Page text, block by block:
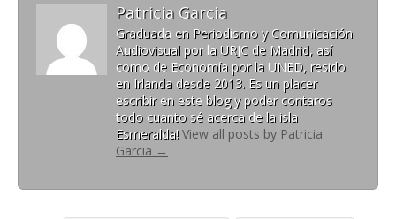
Patricia Garcia
Graduada en Periodismo y Comunicación
Audiovisual por la URJC de Madrid, así
como de Economía por la UNED, resido
en Irlanda desde 2013. Es un placer
escribir en este blog y poder contaros
todo cuanto sé acerca de la isla
Esmeralda! View all posts by Patricia
Garcia →